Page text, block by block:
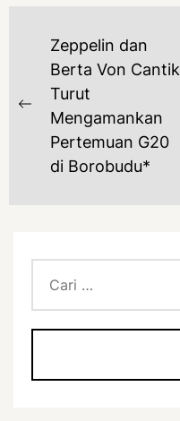
NAVIGASI
POS
Previous
post:
Zeppelin dan
Berta Von Cantik
Turut
Mengamankan
Pertemuan G20
di Borobudu*
untuk: